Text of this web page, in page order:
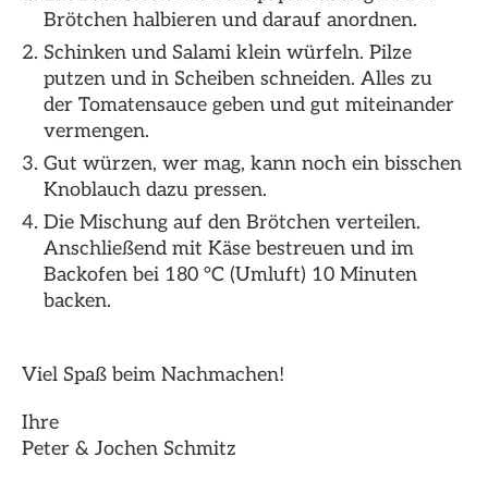
Brötchen halbieren und darauf anordnen.
Schinken und Salami klein würfeln. Pilze
putzen und in Scheiben schneiden. Alles zu
der Tomatensauce geben und gut miteinander
vermengen.
Gut würzen, wer mag, kann noch ein bisschen
Knoblauch dazu pressen.
Die Mischung auf den Brötchen verteilen.
Anschließend mit Käse bestreuen und im
Backofen bei 180 °C (Umluft) 10 Minuten
backen.
Viel Spaß beim Nachmachen!
Ihre
Peter & Jochen Schmitz